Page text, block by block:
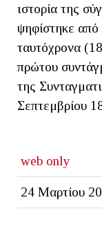
ιστορία της
ψηφίστηκε από
ταυτόχρονα
πρώτου
της
Σεπτεμβρίου
web only
24 Μαρτίου